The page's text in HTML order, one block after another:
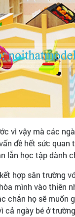
vì vậy mà các
đề hết sức
lẫn học tập dành
hợp sân trường
mình vào thiên
chắn họ sẽ
ngày bé ở